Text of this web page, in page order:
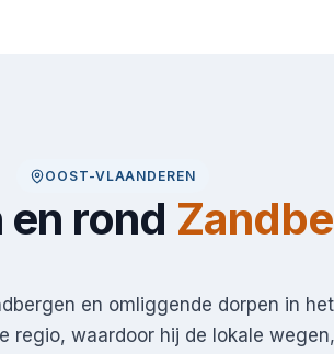
OOST-VLAANDEREN
rond
en omliggende dorpen in
regio, waardoor hij de lokale